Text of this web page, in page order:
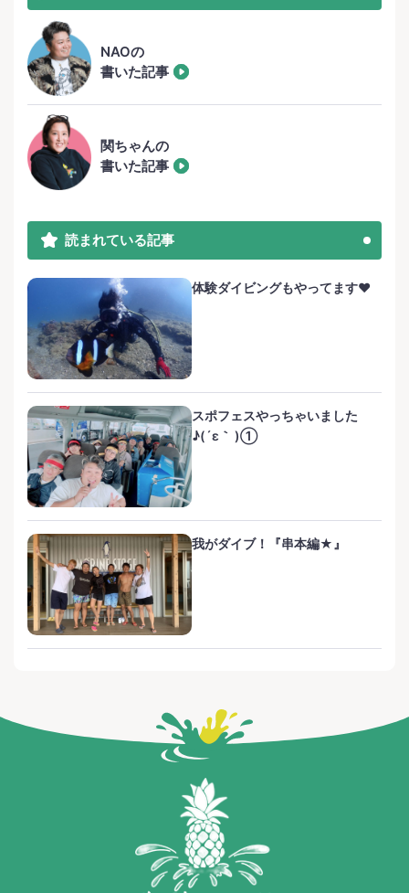
NAOの
書いた記事
関ちゃんの
書いた記事
読まれている記事
体験ダイビングもやってます❤️
スポフェスやっちゃいました
♪(´ε｀ )①
我がダイブ！『串本編★』